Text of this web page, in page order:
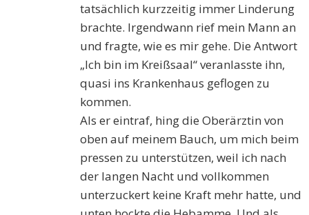
tatsächlich kurzzeitig immer Linderung
brachte. Irgendwann rief mein Mann an
und fragte, wie es mir gehe. Die Antwort
„Ich bin im Kreißsaal“ veranlasste ihn,
quasi ins Krankenhaus geflogen zu
kommen.
Als er eintraf, hing die Oberärztin von
oben auf meinem Bauch, um mich beim
pressen zu unterstützen, weil ich nach
der langen Nacht und vollkommen
unterzuckert keine Kraft mehr hatte, und